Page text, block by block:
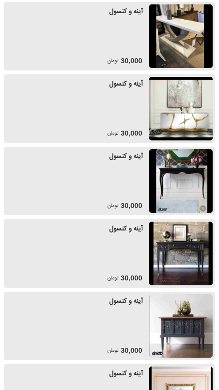
آینه و کنسول
30,000 تومان
آینه و کنسول
30,000 تومان
آینه و کنسول
30,000 تومان
آینه و کنسول
30,000 تومان
آینه و کنسول
30,000 تومان
آینه و کنسول